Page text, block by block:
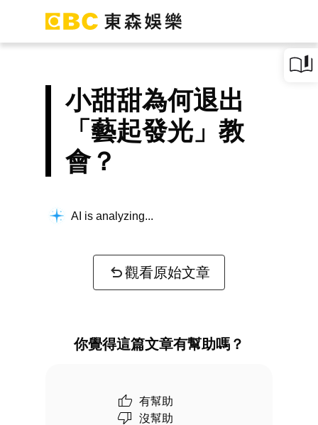
小甜甜為何退出
「藝起發光」教
會？
AI is analyzing...
觀看原始文章
你覺得這篇文章有幫助嗎？
有幫助
沒幫助